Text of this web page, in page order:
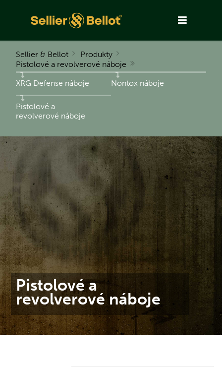
Sellier & Bellot
Produkty
Pistolové a revolverové náboje
XRG Defense náboje Nontox náboje
Pistolové a
revolverové náboje
Pistolové a
revolverové náboje